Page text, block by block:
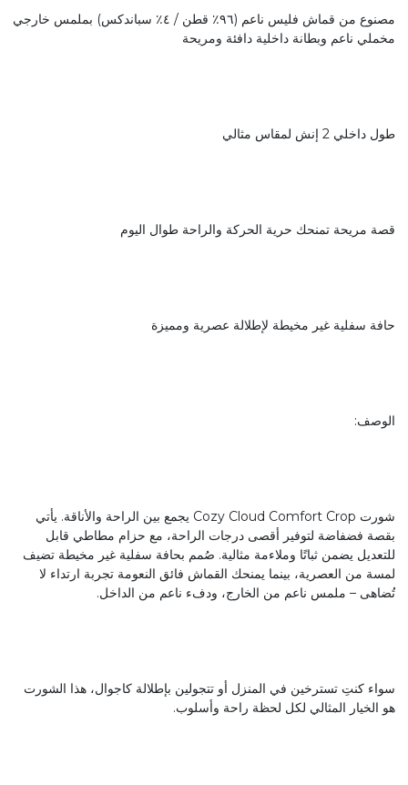
مصنوع من قماش فليس ناعم (٩٦٪ قطن / ٤٪ سباندكس) بملمس خارجي
مخملي ناعم وبطانة داخلية دافئة ومريحة
طول داخلي 2 إنش لمقاس مثالي
قصة مريحة تمنحك حرية الحركة والراحة طوال اليوم
حافة سفلية غير مخيطة لإطلالة عصرية ومميزة
الوصف:
شورت Cozy Cloud Comfort Crop يجمع بين الراحة والأناقة. يأتي
بقصة فضفاضة لتوفير أقصى درجات الراحة، مع حزام مطاطي قابل
للتعديل يضمن ثباتًا وملاءمة مثالية. صُمم بحافة سفلية غير مخيطة تضيف
لمسة من العصرية، بينما يمنحك القماش فائق النعومة تجربة ارتداء لا
تُضاهى – ملمس ناعم من الخارج، ودفء ناعم من الداخل.
سواء كنتِ تسترخين في المنزل أو تتجولين بإطلالة كاجوال، هذا الشورت
هو الخيار المثالي لكل لحظة راحة وأسلوب.